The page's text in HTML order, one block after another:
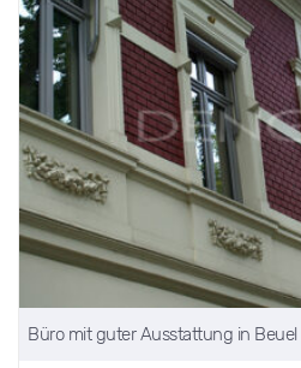
Büro mit guter Ausstattung in Beuel